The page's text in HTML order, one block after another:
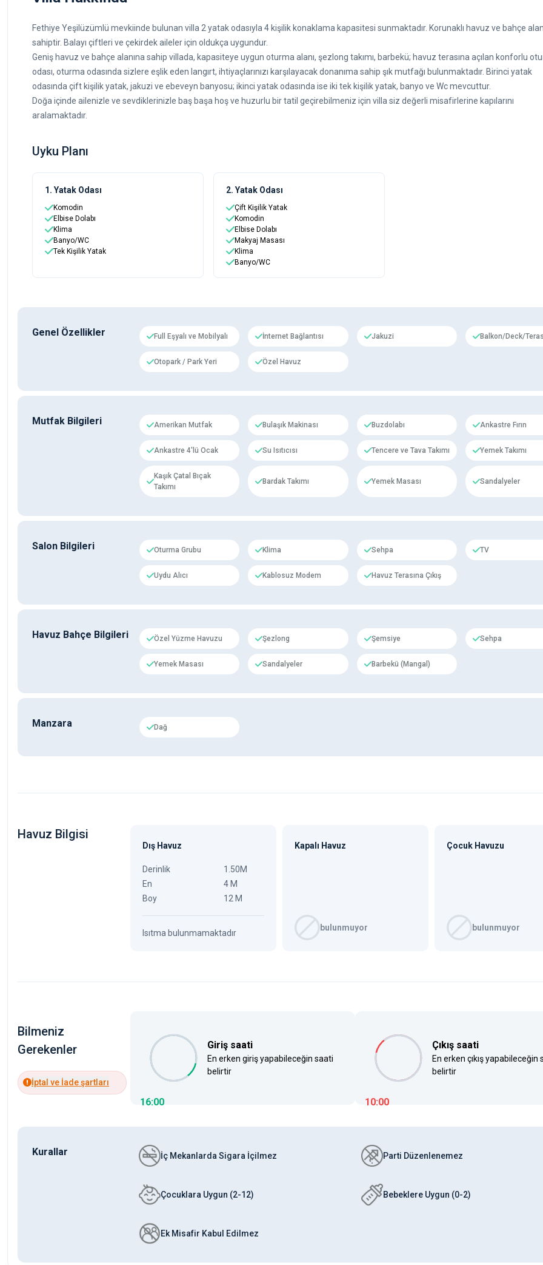
Fethiye Yeşilüzümlü mevkiinde bulunan villa 2 yatak odasıyla 4 kişilik konaklama kapasitesi sunmaktadır. Korunaklı havuz ve bahçe
sahiptir. Balayı çiftleri ve çekirdek aileler için oldukça uygundur.
Geniş havuz ve bahçe alanına sahip villada, kapasiteye uygun oturma alanı, şezlong takımı, barbekü; havuz terasına açılan konforlu
odası, oturma odasında sizlere eşlik eden langırt, ihtiyaçlarınızı karşılayacak donanıma sahip şık mutfağı bulunmaktadır. Birinci yatak
odasında çift kişilik yatak, jakuzi ve ebeveyn banyosu; ikinci yatak odasında ise iki tek kişilik yatak, banyo ve Wc mevcuttur.
Doğa içinde ailenizle ve sevdiklerinizle baş başa hoş ve huzurlu bir tatil geçirebilmeniz için villa siz değerli misafirlerine kapılarını
aralamaktadır.
Uyku Planı
1. Yatak Odası
Komodin
Elbise Dolabı
Klima
Banyo/WC
Tek Kişilik Yatak
2. Yatak Odası
Çift Kişilik Yatak
Komodin
Elbise Dolabı
Makyaj Masası
Klima
Banyo/WC
Genel Özellikler Full Eşyalı ve Mobilyalı İnternet Bağlantısı Jakuzi Balkon/Deck/
Otopark / Park Yeri Özel Havuz
Mutfak Bilgileri Amerikan Mutfak Bulaşık Makinası Buzdolabı Ankastre Fırın
Ankastre 4'lü Ocak Su Isıtıcısı Tencere ve Tava Takımı Yemek Takımı
Kaşık Çatal Bıçak
Takımı
Bardak Takımı Yemek Masası Sandalyeler
Salon Bilgileri Oturma Grubu Klima Sehpa TV
Uydu Alıcı Kablosuz Modem Havuz Terasına Çıkış
Havuz Bahçe Bilgileri Özel Yüzme Havuzu Şezlong Şemsiye Sehpa
Yemek Masası Sandalyeler Barbekü (Mangal)
Manzara Dağ
Havuz Bilgisi
Dış Havuz
Derinlik
1.50M
En
4 M
Boy
12 M
Isıtma bulunmamaktadır
Kapalı Havuz
bulunmuyor
Çocuk Havuzu
bulunmuyor
Bilmeniz
Gerekenler
İptal ve İade şartları
16:00
Giriş saati
En erken giriş yapabileceğin saati
belirtir
10:00
Çıkış saati
En erken çıkış yapabileceğin
belirtir
Kurallar İç Mekanlarda Sigara İçilmez Parti Düzenlenemez
Çocuklara Uygun (2-12) Bebeklere Uygun (0-2)
Ek Misafir Kabul Edilmez